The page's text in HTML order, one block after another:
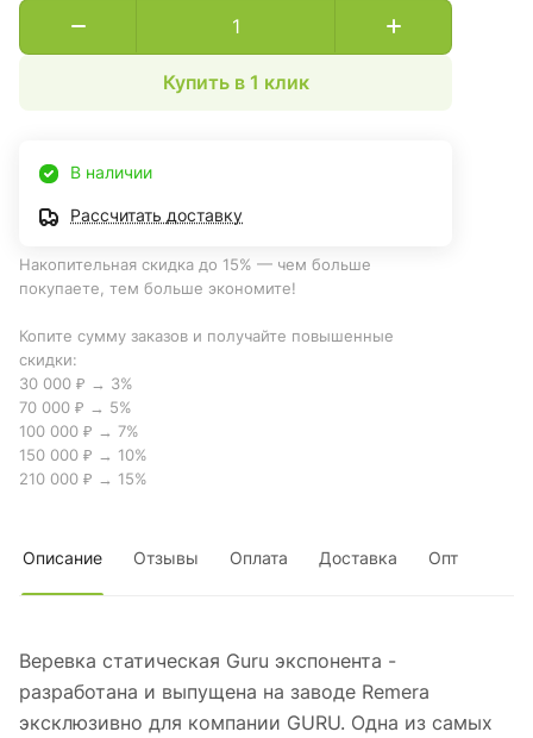
Купить в 1 клик
В наличии
Рассчитать доставку
Накопительная скидка до 15% — чем больше
покупаете, тем больше экономите!
Копите сумму заказов и получайте повышенные
скидки:
30 000 ₽ → 3%
70 000 ₽ → 5%
100 000 ₽ → 7%
150 000 ₽ → 10%
210 000 ₽ → 15%
Описание Отзывы Оплата Доставка Опт
Веревка статическая Guru экспонента -
разработана и выпущена на заводе Remera
эксклюзивно для компании GURU. Одна из самых